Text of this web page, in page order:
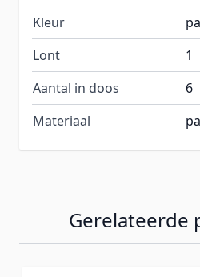
Kleur
Lont
1
Aantal in doos
6
Materiaal
Gerelateerde